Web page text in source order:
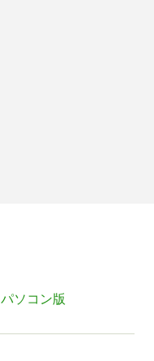
パソコン版